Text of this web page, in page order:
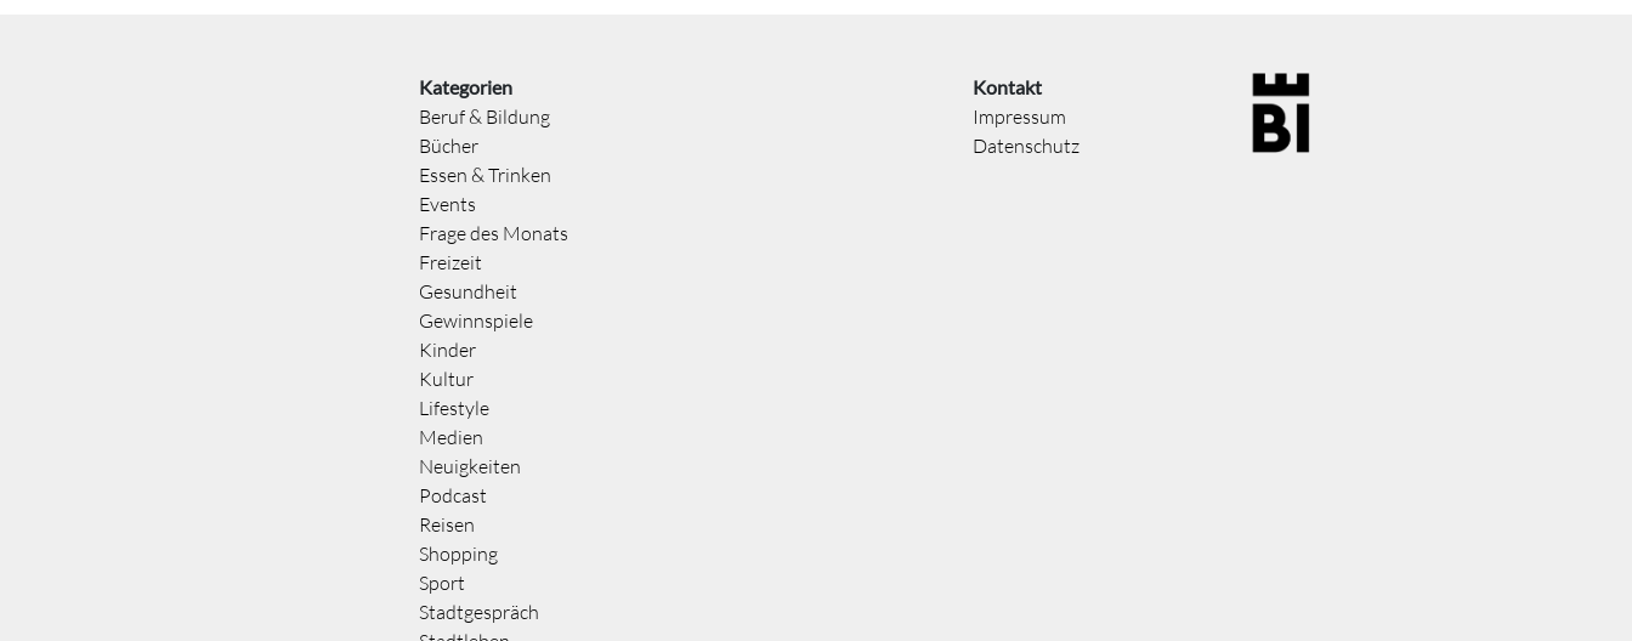
Kategorien
Beruf & Bildung
Bücher
Essen & Trinken
Events
Frage des Monats
Freizeit
Gesundheit
Gewinnspiele
Kinder
Kultur
Lifestyle
Medien
Neuigkeiten
Podcast
Reisen
Shopping
Sport
Stadtgespräch
Kontakt
Impressum
Datenschutz